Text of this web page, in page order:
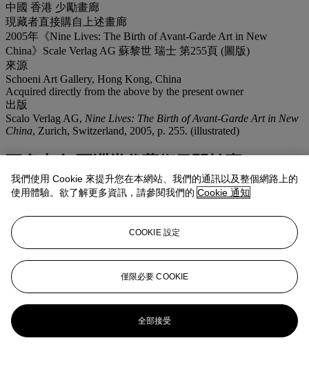
中國 香港 少勵畫廊
現藏者直接購自上述畫廊
2005年《Nine Lives: The Birth of Avant-Garde Art in New
China》Scale Verlag AG 蘇黎世 瑞士 第255頁 (圖版)
來源
Schoeni Art Gallery, Hong Kong, China
Acquired directly from the above by the present owner
出版
Scalo Verlag AG, Nine Lives: The Birth of Avant-Garde Art in New
China, Zurich, Switzerland, 2005, p. 255. (illustrated)
查看全部
我們使用 Cookie 來提升您在本網站、我們的通訊以及整個網路上的
使用體驗。欲了解更多資訊，請參閱我們的 Cookie 通知
COOKIE 設定
僅限必要 COOKIE
全部接受